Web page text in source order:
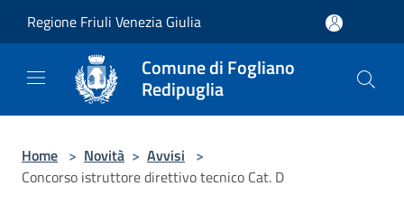
Regione Friuli Venezia Giulia
Comune di Fogliano
Redipuglia
Home > Novità > Avvisi >
Concorso istruttore direttivo tecnico Cat. D